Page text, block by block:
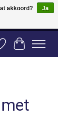
euro gratis
Verlanglijst
akkoord?
Ja